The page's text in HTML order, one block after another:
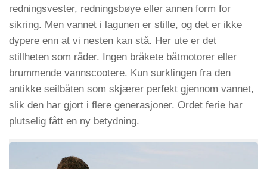
redningsvester, redningsbøye eller annen form for
sikring. Men vannet i lagunen er stille, og det er ikke
dypere enn at vi nesten kan stå. Her ute er det
stillheten som råder. Ingen bråkete båtmotorer eller
brummende vannscootere. Kun surklingen fra den
antikke seilbåten som skjærer perfekt gjennom vannet,
slik den har gjort i flere generasjoner. Ordet ferie har
plutselig fått en ny betydning.